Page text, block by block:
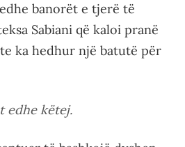
banorët e tjerë të
Sabiani që kaloi pranë
ka hedhur një batutë për
edhe këtej.